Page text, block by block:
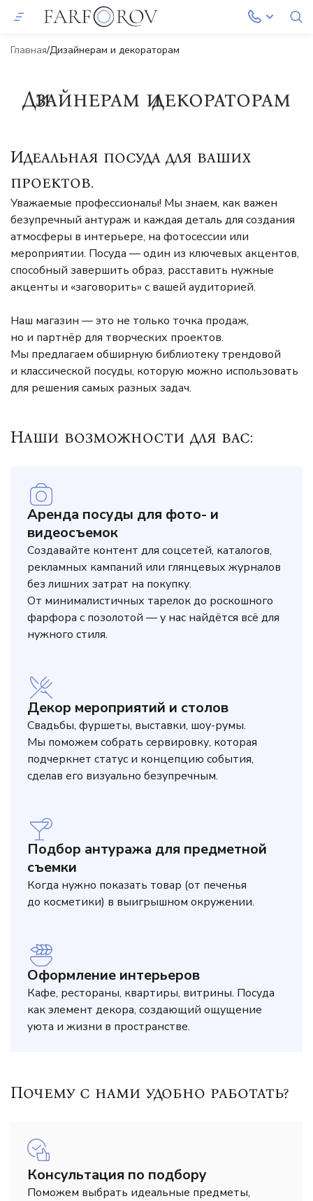
Главная Дизайнерам и декораторам
Дизайнерам и декораторам
Идеальная посуда для ваших
проектов.
Уважаемые профессионалы! Мы знаем, как важен
безупречный антураж и каждая деталь для создания
атмосферы в интерьере, на фотосессии или
мероприятии. Посуда — один из ключевых акцентов,
способный завершить образ, расставить нужные
акценты и «заговорить» с вашей аудиторией.
Наш магазин — это не только точка продаж,
но и партнёр для творческих проектов.
Мы предлагаем обширную библиотеку трендовой
и классической посуды, которую можно использовать
для решения самых разных задач.
Наши возможности для вас:
Аренда посуды для фото- и
видеосъемок
Создавайте контент для соцсетей, каталогов,
рекламных кампаний или глянцевых журналов
без лишних затрат на покупку.
От минималистичных тарелок до роскошного
фарфора с позолотой — у нас найдётся всё для
нужного стиля.
Декор мероприятий и столов
Свадьбы, фуршеты, выставки, шоу-румы.
Мы поможем собрать сервировку, которая
подчеркнет статус и концепцию события,
сделав его визуально безупречным.
Подбор антуража для предметной
съемки
Когда нужно показать товар (от печенья
до косметики) в выигрышном окружении.
Оформление интерьеров
Кафе, рестораны, квартиры, витрины. Посуда
как элемент декора, создающий ощущение
уюта и жизни в пространстве.
Почему с нами удобно работать?
Консультация по подбору
Поможем выбрать идеальные предметы,